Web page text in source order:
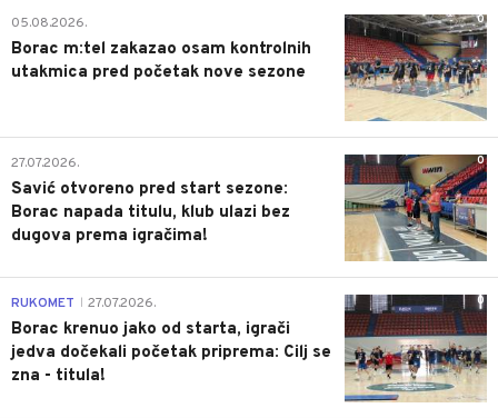
0
05.08.2026.
Borac m:tel zakazao osam kontrolnih
utakmica pred početak nove sezone
0
27.07.2026.
Savić otvoreno pred start sezone:
Borac napada titulu, klub ulazi bez
dugova prema igračima!
0
RUKOMET 27.07.2026.
Borac krenuo jako od starta, igrači
jedva dočekali početak priprema: Cilj se
zna - titula!